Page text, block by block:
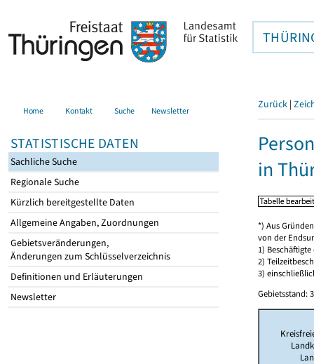
Home Kontakt Suche Newsletter
STATISTISCHE DATEN
Sachliche Suche
Regionale Suche
Kürzlich bereitgestellte Daten
Allgemeine Angaben, Zuordnungen
Gebietsveränderungen,
Änderungen zum Schlüsselverzeichnis
Definitionen und Erläuterungen
Newsletter
Zurück |
in
*) Aus
von der
1)
2)
3)
Gebietsstand: